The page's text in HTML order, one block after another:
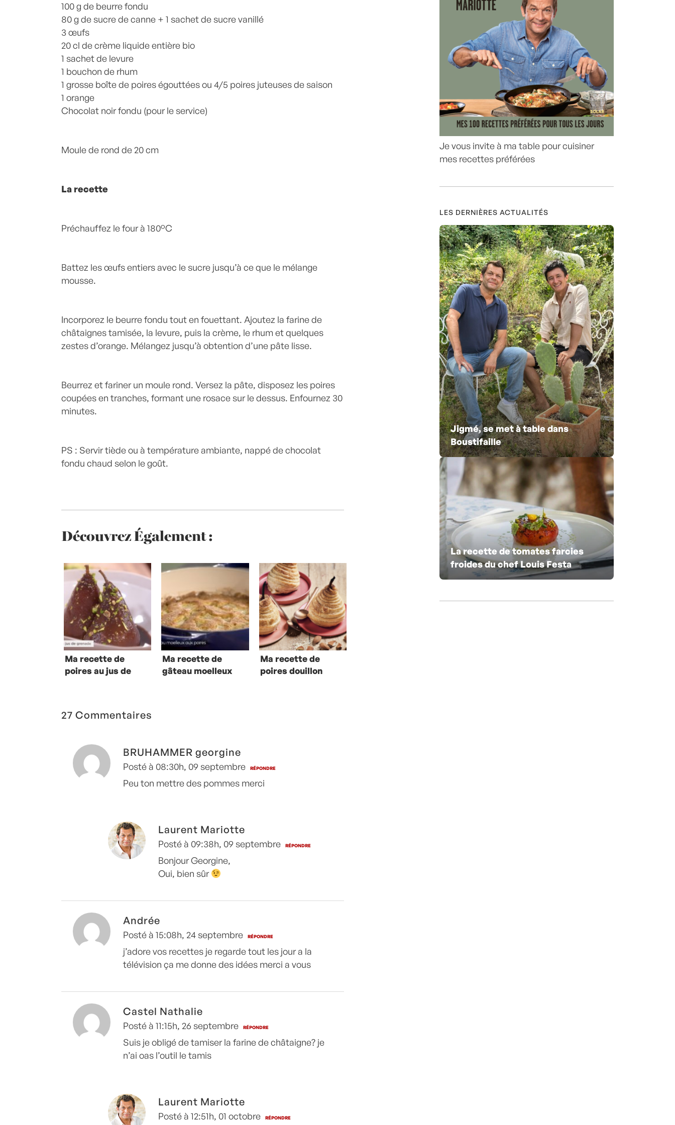
100 g de beurre fondu
80 g de sucre de canne + 1 sachet de sucre vanillé
3 œufs
20 cl de crème liquide entière bio
1 sachet de levure
1 bouchon de rhum
1 grosse boîte de poires égouttées ou 4/5 poires juteuses de saison
1 orange
Chocolat noir fondu (pour le service)
Moule de rond de 20 cm
La recette
Préchauffez le four à 180°C
Battez les œufs entiers avec le sucre jusqu’à ce que le mélange
mousse.
Incorporez le beurre fondu tout en fouettant. Ajoutez la farine de
châtaignes tamisée, la levure, puis la crème, le rhum et quelques
zestes d’orange. Mélangez jusqu’à obtention d’une pâte lisse.
Beurrez et fariner un moule rond. Versez la pâte, disposez les poires
coupées en tranches, formant une rosace sur le dessus. Enfournez 30
minutes.
PS : Servir tiède ou à température ambiante, nappé de chocolat
fondu chaud selon le goût.
Découvrez Également :
Ma recette de
poires au jus de
Ma recette de
gâteau moelleux
Ma recette de
poires douillon
27 Commentaires
BRUHAMMER georgine
Posté à 08:30h, 09 septembre RÉPONDRE
Peu ton mettre des pommes merci
Laurent Mariotte
Posté à 09:38h, 09 septembre RÉPONDRE
Bonjour Georgine,
Oui, bien sûr
Andrée
Posté à 15:08h, 24 septembre RÉPONDRE
j’adore vos recettes je regarde tout les jour a la
télévision ça me donne des idées merci a vous
Castel Nathalie
Posté à 11:15h, 26 septembre RÉPONDRE
Suis je obligé de tamiser la farine de châtaigne? je
n’ai oas l’outil le tamis
Laurent Mariotte
Posté à 12:51h, 01 octobre RÉPONDRE
Je vous invite à ma table pour cuisiner
mes recettes préférées
LES DERNIÈRES ACTUALITÉS
Jigmé, se met à table dans
Boustifaille
La recette de tomates farcies
froides du chef Louis Festa